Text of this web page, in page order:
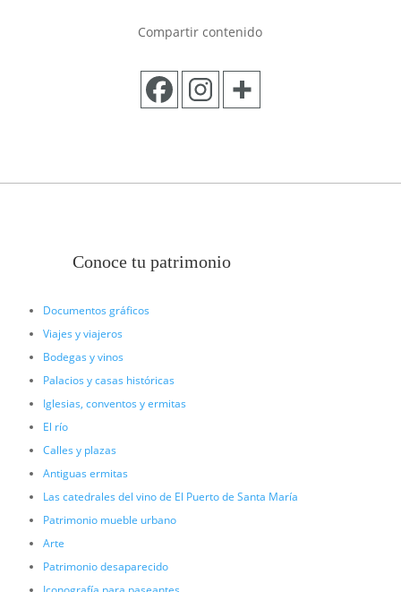
Compartir contenido
Conoce tu patrimonio
Documentos gráficos
Viajes y viajeros
Bodegas y vinos
Palacios y casas históricas
Iglesias, conventos y ermitas
El río
Calles y plazas
Antiguas ermitas
Las catedrales del vino de El Puerto de Santa María
Patrimonio mueble urbano
Arte
Patrimonio desaparecido